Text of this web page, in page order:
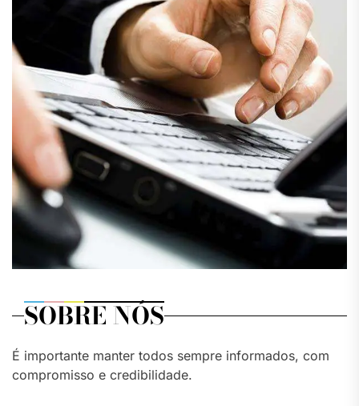
SOBRE NÓS
É importante manter todos sempre informados, com
compromisso e credibilidade.